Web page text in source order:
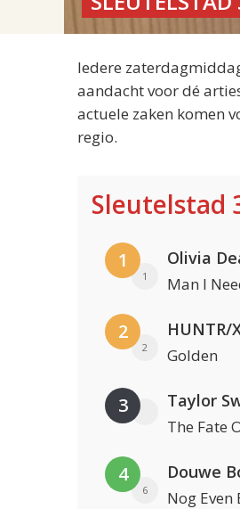
Iedere
aandacht voor dé
actuele zaken komen
regio.
Sleutelstad
1
1
Olivia
Man I
2
2
HUNTR/
Golden
3 Taylor
The Fate
4
6
Douwe
Nog Even